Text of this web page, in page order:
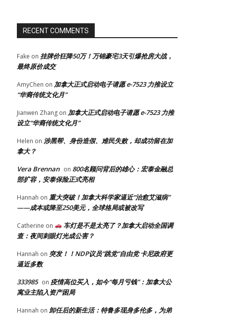
RECENT COMMENTS
Fake on 挂牌价狂降50万！万锦豪宅3天引爆抢房大战，
最终原价成交
AmyChen on 加拿大正式启动电子请愿 e-7523 力推设立
“华裔传统文化月”
Jianwen Zhang on 加拿大正式启动电子请愿 e-7523 力推
设立“华裔传统文化月”
Helen on 涉黑帮、身份造假、难民失败，却成功留在加
拿大？
Vera Brennan on 800名顾问背后的雄心：宏泰金融总
部扩容，安泰保险正式亮相
Hannah on 重大突破！加拿大科学家逼近“治愈艾滋病”
——成本或降至250美元，全球格局或被改写
Catherine on
车灯是不是太亮了？加拿大启动全国调
查：夜间刺眼灯光成公害？
Hannah on 突发！！NDP议员“跳党”自由党 卡尼政府更
逼近多数
333985 on 疫情高位买入，如今“每月亏钱”：加拿大公
寓业主陷入资产困局
Hannah on 卸任后的新生活：特鲁多现身多伦多，为弟